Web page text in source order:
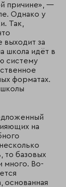
причине», —
Однако у
Так,
за
школа идёт в
систему
форматах.
на
то базовых
много. Во-
основанная